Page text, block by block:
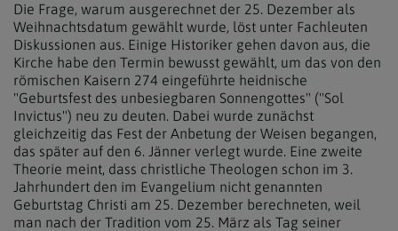
Die Frage, warum ausgerechnet der 25. Dezember als
Weihnachtsdatum gewählt wurde, löst unter Fachleuten
Diskussionen aus. Einige Historiker gehen davon aus, die
Kirche habe den Termin bewusst gewählt, um das von den
römischen Kaisern 274 eingeführte heidnische
"Geburtsfest des unbesiegbaren Sonnengottes" ("Sol
Invictus") neu zu deuten. Dabei wurde zunächst
gleichzeitig das Fest der Anbetung der Weisen begangen,
das später auf den 6. Jänner verlegt wurde. Eine zweite
Theorie meint, dass christliche Theologen schon im 3.
Jahrhundert den im Evangelium nicht genannten
Geburtstag Christi am 25. Dezember berechneten, weil
man nach der Tradition vom 25. März als Tag seiner